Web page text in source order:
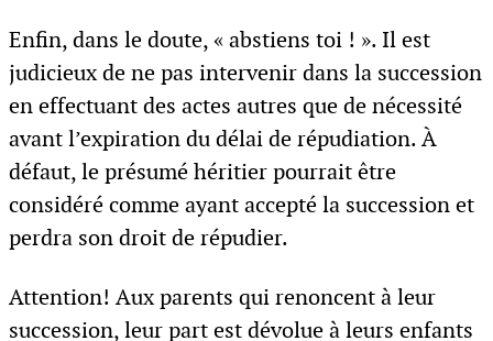
Enfin, dans le doute, « abstiens toi ! ». Il est
judicieux de ne pas intervenir dans la succession
en effectuant des actes autres que de nécessité
avant l’expiration du délai de répudiation. À
défaut, le présumé héritier pourrait être
considéré comme ayant accepté la succession et
perdra son droit de répudier.
Attention! Aux parents qui renoncent à leur
succession, leur part est dévolue à leurs enfants